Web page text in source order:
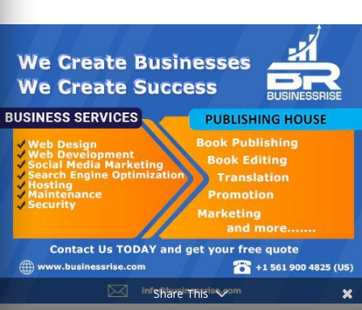
Share This